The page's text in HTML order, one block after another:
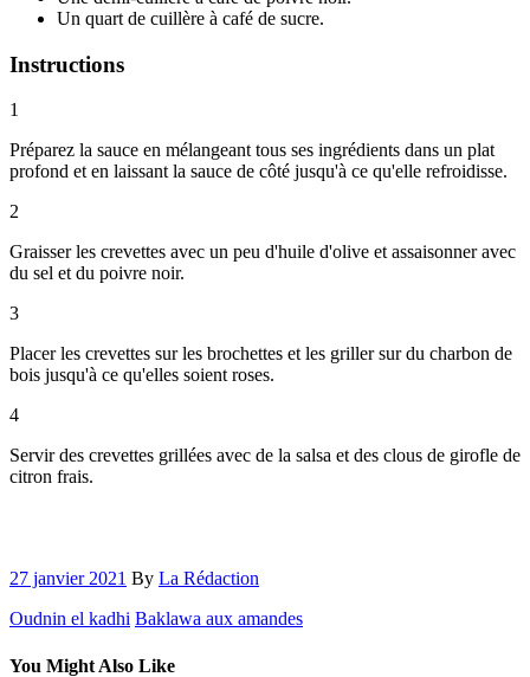
Un quart de cuillère à café de sucre.
Instructions
1
Préparez la sauce en mélangeant tous ses ingrédients dans un plat
profond et en laissant la sauce de côté jusqu'à ce qu'elle refroidisse.
2
Graisser les crevettes avec un peu d'huile d'olive et assaisonner avec
du sel et du poivre noir.
3
Placer les crevettes sur les brochettes et les griller sur du charbon de
bois jusqu'à ce qu'elles soient roses.
4
Servir des crevettes grillées avec de la salsa et des clous de girofle de
citron frais.
27 janvier 2021 By La Rédaction
Oudnin el kadhi Baklawa aux amandes
You Might Also Like